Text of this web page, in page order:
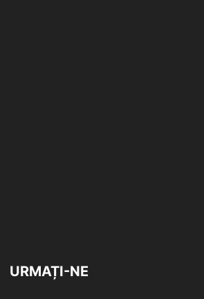
URMAȚI-NE